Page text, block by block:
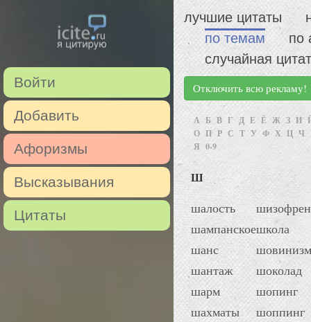
Войти
Добавить
Афоризмы
Высказывания
Цитаты
лучшие цитаты
по темам
по
случайная
Отключить всю рекламу!
А Б В Г Д Е Ё Ж З И
О П Р С Т У Ф Х Ц Ч
Я 0-9
Ш
шалость
шампанское
шанс
шантаж
шарм
шахматы
школа
шовинизм
шоколад
шопинг
шоппинг